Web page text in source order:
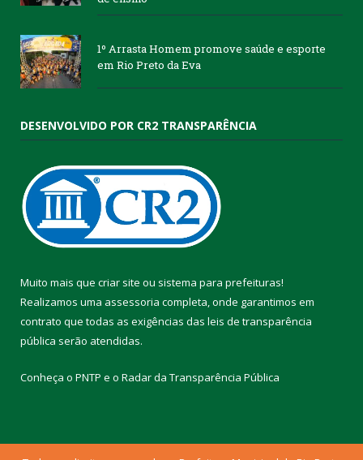
1º Arrasta Homem promove saúde e esporte
em Rio Preto da Eva
DESENVOLVIDO POR CR2 TRANSPARÊNCIA
Muito mais que criar site ou sistema para prefeituras!
Realizamos uma assessoria completa, onde garantimos em
contrato que todas as exigências das leis de transparência
pública serão atendidas.
Conheça o PNTP e o Radar da Transparência Pública